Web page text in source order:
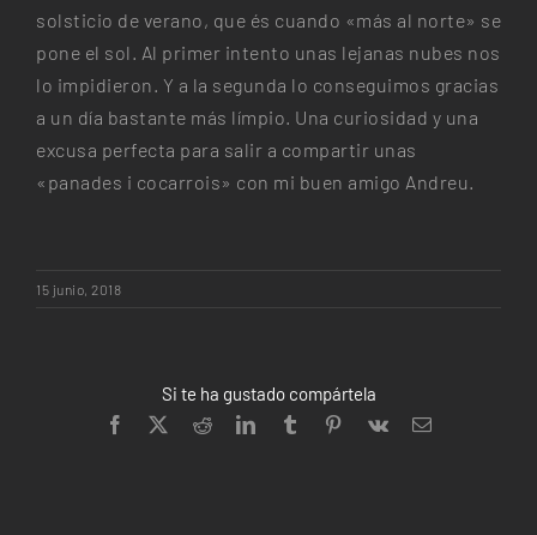
solsticio de verano, que és cuando «más al norte» se
pone el sol. Al primer intento unas lejanas nubes nos
lo impidieron. Y a la segunda lo conseguimos gracias
a un día bastante más límpio. Una curiosidad y una
excusa perfecta para salir a compartir unas
«panades i cocarrois» con mi buen amigo Andreu.
15 junio, 2018
Si te ha gustado compártela
Facebook RedditLinkedInTumblr Pinterest
Vk
Correo